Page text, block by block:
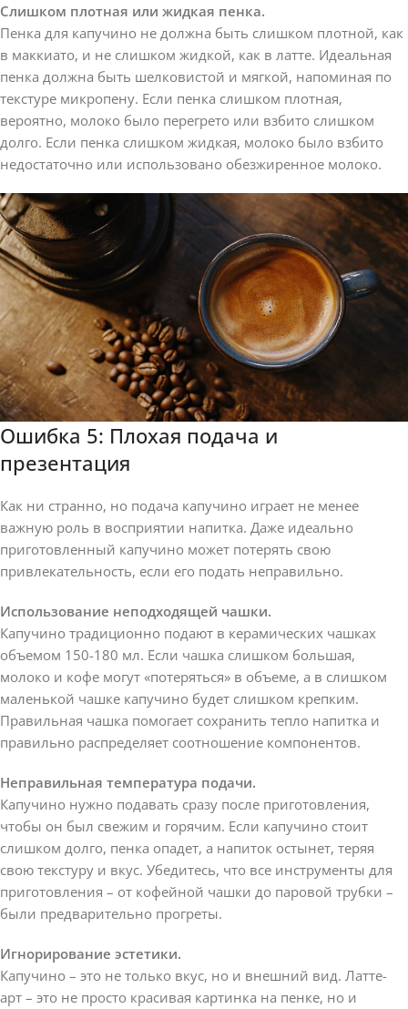
Слишком плотная или жидкая пенка.
Пенка для капучино не должна быть слишком плотной, как
в маккиато, и не слишком жидкой, как в латте. Идеальная
пенка должна быть шелковистой и мягкой, напоминая по
текстуре микропену. Если пенка слишком плотная,
вероятно, молоко было перегрето или взбито слишком
долго. Если пенка слишком жидкая, молоко было взбито
недостаточно или использовано обезжиренное молоко.
Ошибка 5: Плохая подача и
презентация
Как ни странно, но подача капучино играет не менее
важную роль в восприятии напитка. Даже идеально
приготовленный капучино может потерять свою
привлекательность, если его подать неправильно.
Использование неподходящей чашки.
Капучино традиционно подают в керамических чашках
объемом 150-180 мл. Если чашка слишком большая,
молоко и кофе могут «потеряться» в объеме, а в слишком
маленькой чашке капучино будет слишком крепким.
Правильная чашка помогает сохранить тепло напитка и
правильно распределяет соотношение компонентов.
Неправильная температура подачи.
Капучино нужно подавать сразу после приготовления,
чтобы он был свежим и горячим. Если капучино стоит
слишком долго, пенка опадет, а напиток остынет, теряя
свою текстуру и вкус. Убедитесь, что все инструменты для
приготовления – от кофейной чашки до паровой трубки –
были предварительно прогреты.
Игнорирование эстетики.
Капучино – это не только вкус, но и внешний вид. Латте-
арт – это не просто красивая картинка на пенке, но и